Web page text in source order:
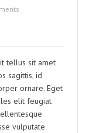
tellus sit amet
sagittis, id
ornare. Eget
elit feugiat
vulputate